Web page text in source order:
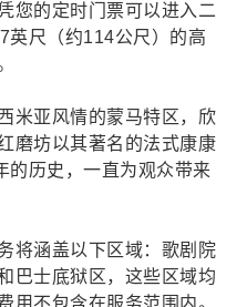
您的定时门票可以进入二
英尺（约114公尺）的高
米亚风情的蒙马特区，欣
磨坊以其著名的法式康康
的历史，一直为观众带来
将涵盖以下区域：歌剧院
巴士底狱区，这些区域均
用不包含在服务范围内。